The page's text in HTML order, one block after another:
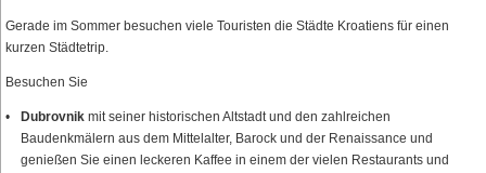
Gerade im Sommer besuchen viele Touristen die Städte Kroatiens für einen
kurzen Städtetrip.
Besuchen Sie
Dubrovnik mit seiner historischen Altstadt und den zahlreichen
Baudenkmälern aus dem Mittelalter, Barock und der Renaissance und
genießen Sie einen leckeren Kaffee in einem der vielen Restaurants und